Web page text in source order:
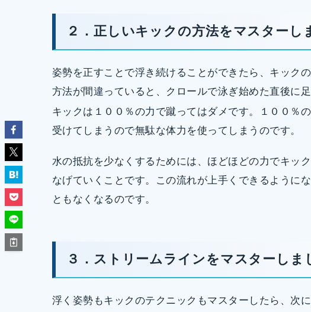
２．正しいキックの方法をマスターし
姿勢を正すことで浮き続けることができたら、キック
方法が間違っていると、クロールで泳ぎ始めた直後に
キックは１００％の力で蹴ってはダメです。１００％
受けてしまうので無駄な体力を使ってしまうのです。
水の抵抗を少なくするためには、ほどほどの力でキッ
なげていくことです。この流れが上手くできるように
ともなくなるのです。
３．ストリームラインをマスターしま
浮く姿勢もキックのテクニックもマスターしたら、次